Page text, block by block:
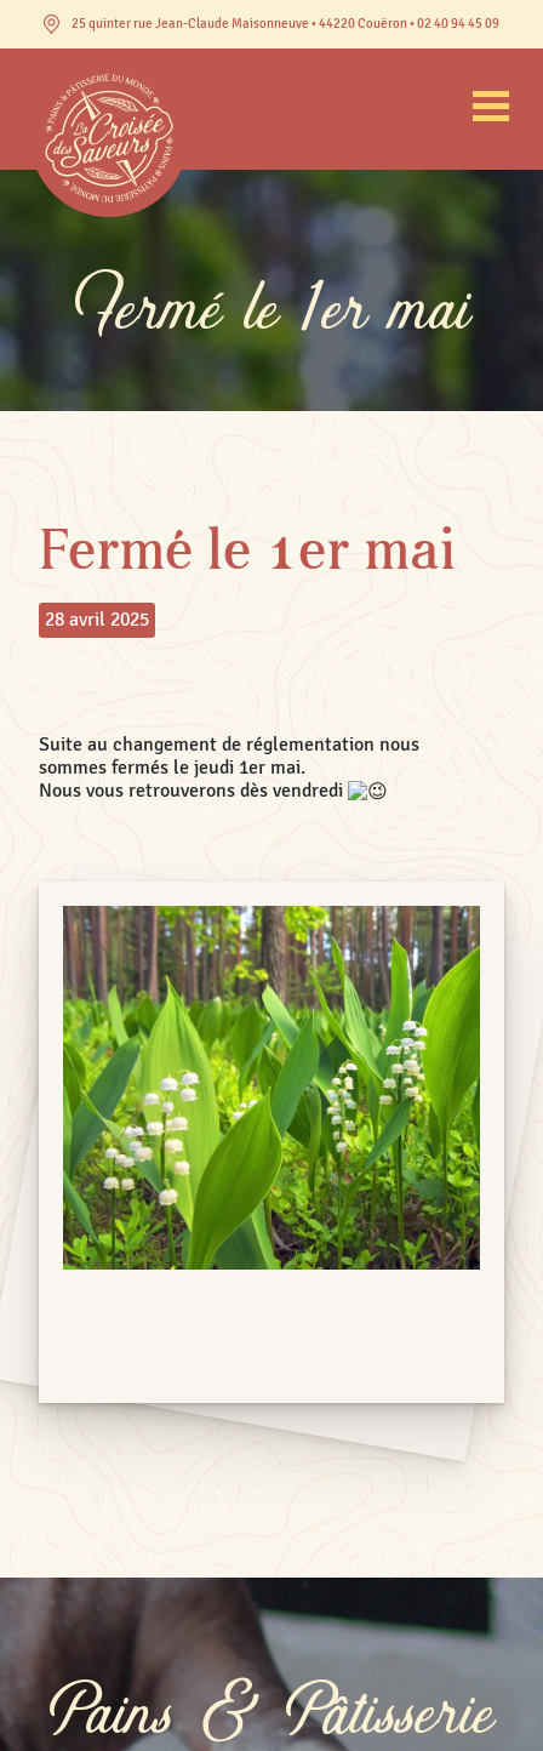
25 quinter rue Jean-Claude Maisonneuve • 44220 Couëron • 02 40 94 45 09
Fermé le 1er mai
Fermé le 1er mai
28 avril 2025
Suite au changement de réglementation nous
sommes fermés le jeudi 1er mai.
Nous vous retrouverons dès vendredi
Pains & Pâtisserie